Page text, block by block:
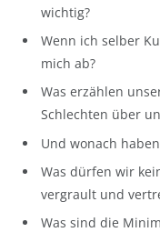
wichtig?
Wenn ich selber
mich ab?
Was erzählen
Schlechten über
Und wonach
Was dürfen wir
vergrault und
Was sind die